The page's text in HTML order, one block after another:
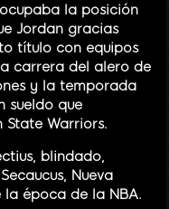
la posición
Jordan gracias
título con equipos
carrera del alero de
y la temporada
sueldo que
Warriors.
blindado,
Nueva
época de la NBA.